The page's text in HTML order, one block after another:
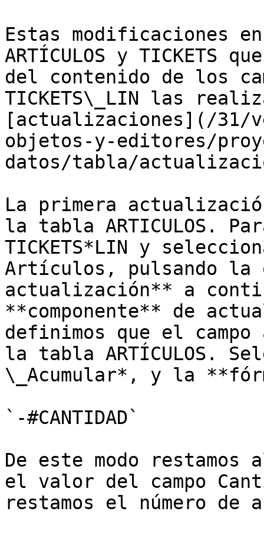
Estas modificaciones
ARTÍCULOS y TICKETS
del contenido de los
TICKETS\_LIN las
[actualizaciones](/31/
objetos-y-editores/
datos/tabla/
La primera
la tabla ARTICULOS.
TICKETS*LIN y
Artículos, pulsando la
actualización** a
**componente** de
definimos que el
la tabla ARTÍCULOS.
\_Acumular*, y la
`-#CANTIDAD`
De este modo restamos
el valor del campo
restamos el número